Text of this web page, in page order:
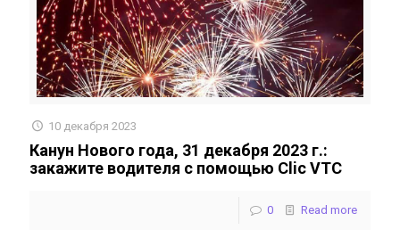
10 декабря 2023
Канун Нового года, 31 декабря 2023 г.:
закажите водителя с помощью Clic VTC
0 Read more